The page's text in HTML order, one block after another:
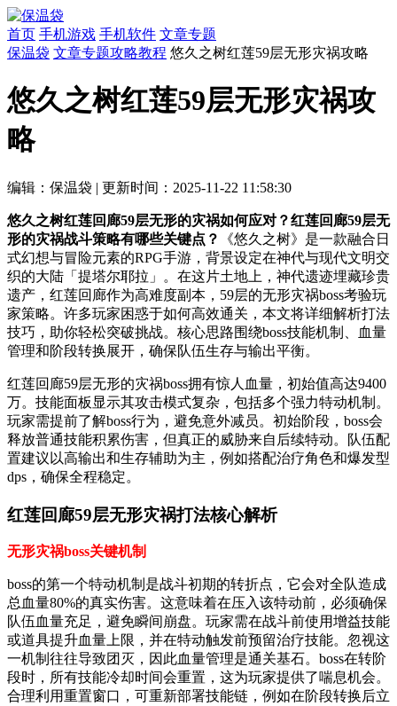
首页 手机游戏 手机软件 文章专题
保温袋 文章专题攻略教程 悠久之树红莲59层无形灾祸攻略
悠久之树红莲59层无形灾祸攻
略
编辑：保温袋 | 更新时间：2025-11-22 11:58:30
悠久之树红莲回廊59层无形的灾祸如何应对？红莲回廊59层无
形的灾祸战斗策略有哪些关键点？
《悠久之树》是一款融合日
式幻想与冒险元素的RPG手游，背景设定在神代与现代文明交
织的大陆「提塔尔耶拉」。在这片土地上，神代遗迹埋藏珍贵
遗产，红莲回廊作为高难度副本，59层的无形灾祸boss考验玩
家策略。许多玩家困惑于如何高效通关，本文将详细解析打法
技巧，助你轻松突破挑战。核心思路围绕boss技能机制、血量
管理和阶段转换展开，确保队伍生存与输出平衡。
红莲回廊59层无形的灾祸boss拥有惊人血量，初始值高达9400
万。技能面板显示其攻击模式复杂，包括多个强力特动机制。
玩家需提前了解boss行为，避免意外减员。初始阶段，boss会
释放普通技能积累伤害，但真正的威胁来自后续特动。队伍配
置建议以高输出和生存辅助为主，例如搭配治疗角色和爆发型
dps，确保全程稳定。
红莲回廊59层无形灾祸打法核心解析
无形灾祸boss关键机制
boss的第一个特动机制是战斗初期的转折点，它会对全队造成
总血量80%的真实伤害。这意味着在压入该特动前，必须确保
队伍血量充足，避免瞬间崩盘。玩家需在战斗前使用增益技能
或道具提升血量上限，并在特动触发前预留治疗技能。忽视这
一机制往往导致团灭，因此血量管理是通关基石。boss在转阶
段时，所有技能冷却时间会重置，这为玩家提供了喘息机会。
合理利用重置窗口，可重新部署技能链，例如在阶段转换后立